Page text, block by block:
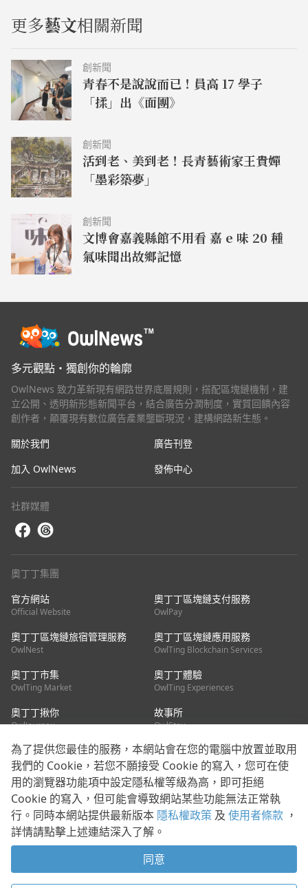
更多藝文相關新聞
創新聞
青春不是說說而已！員高 17 學子
「揉」出《面團》
創新聞
活到老、美到老！長青藝術家王貴嬋
「墨彩築夢」
創新聞
文博會嘉義縣館不用看 嘉 e 味 20 種
氣味聞出故鄉記憶
多元觀點・獨創你的輪廓
OwlNews 致力革新現有網路世界底層規則，搭配區塊鏈機制，建
立公開、透明新形態新聞平台，結合廣告分潤制度，實質回饋內容
創作者，顛覆現有數位廣告產業壟斷現況，建構網路新生態。
關於我們
廣告刊登
加入 OwlNews
發佈中心
社群媒體
奧丁丁集團
官方網站
Official Website
奧丁丁區塊鏈支付服務
OwlPay
奧丁丁區塊鏈旅宿管理服務
OwlNest
奧丁丁區塊鏈應用服務
OwlTing Blockchain Services
奧丁丁市集
OwlTing Market
奧丁丁體驗
OwlTing Experiences
奧丁丁揪你
OwlJourney
故事所
OwlStay
聯絡我們
客服信箱：mediapartner@owlting.com
服務信箱 / 廣告洽詢：info_owlnews@owlting.com
媒體合作 / 新聞稿提供：mediapartner@owlting.com
本平台之內容符合第三方智慧財產權規範，若有疑慮歡迎來信告
為了提供您最佳的服務，本網站會在您的電腦中放置並取用
我們的 Cookie，若您不願接受 Cookie 的寫入，您可在使
用的瀏覽器功能項中設定隱私權等級為高，即可拒絕
Cookie 的寫入，但可能會導致網站某些功能無法正常執
行。同時本網站提供最新版本 隱私權政策 及 使用者條款 ，
詳情請點擊上述連結深入了解。
同意